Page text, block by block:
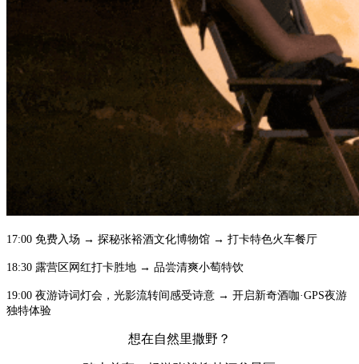
17:00 免费入场 → 探秘张裕酒文化博物馆 → 打卡特色火车餐厅
18:30 露营区网红打卡胜地 → 品尝清爽小萄特饮
19:00 夜游诗词灯会，光影流转间感受诗意 → 开启新奇酒咖·GPS夜游
独特体验
想在自然里撒野？